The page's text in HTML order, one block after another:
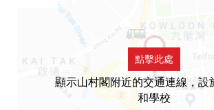
點擊此處
顯示山村閣附近的交通連線，設
和學校